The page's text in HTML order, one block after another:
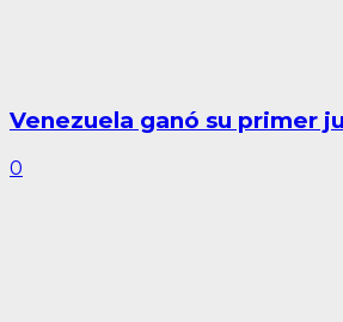
Venezuela ganó su primer
0